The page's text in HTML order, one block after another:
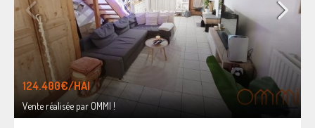
124.400€/HAI
Vente réalisée par OMMI !